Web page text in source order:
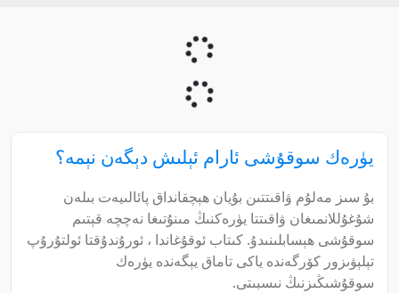
يۈرەك سوقۇشى ئارام ئېلىش دېگەن نېمە؟
بۇ سىز مەلۇم ۋاقىتتىن بۇيان ھېچقانداق پائالىيەت بىلەن
شۇغۇللانمىغان ۋاقىتتا يۈرەكنىڭ مىنۇتىغا نەچچە قېتىم
سوقۇشى ھېسابلىنىدۇ. كىتاب ئوقۇغاندا ، ئورۇندۇقتا ئولتۇرۇپ
تېلېۋىزور كۆرگەندە ياكى تاماق يېگەندە يۈرەك
سوقۇشىڭىزنىڭ نىسبىتى.